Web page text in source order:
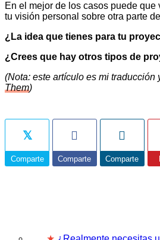
En el mejor de los casos puede
tu visión personal sobre otra parte
¿La idea que tienes para tu
¿Crees que hay otros tipos de
(Nota: este artículo es mi
Them)
Comparte Comparte Comparte